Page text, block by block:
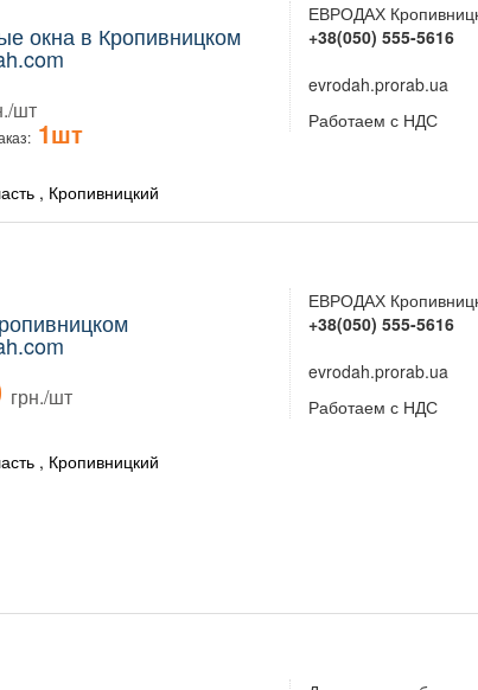
окна в Кропивницком
шт
1шт
, Кропивницкий
ЕВРОДАХ
+38(050) 555-5616
evrodah.prorab.ua
Работаем с НДС
грн./шт
, Кропивницкий
ЕВРОДАХ
+38(050) 555-5616
evrodah.prorab.ua
Работаем с НДС